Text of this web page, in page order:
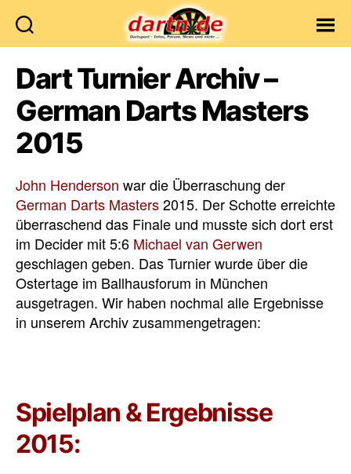
Dart Turnier Archiv –
German Darts Masters
2015
John Henderson war die Überraschung der
German Darts Masters2015. Der Schotte erreichte
überraschend das Finale und musste sich dort erst
im Decider mit 5:6 Michael van Gerwen
geschlagen geben. Das Turnier wurde über die
Ostertage im Ballhausforum in München
ausgetragen. Wir haben nochmal alle Ergebnisse
in unserem Archiv zusammengetragen:
Spielplan & Ergebnisse
2015: